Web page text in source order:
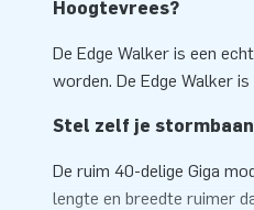
Hoogtevrees?
De Edge Walker is een
worden. De Edge Walker
Stel zelf je
De ruim 40-delige Giga
lengte en breedte ruimer